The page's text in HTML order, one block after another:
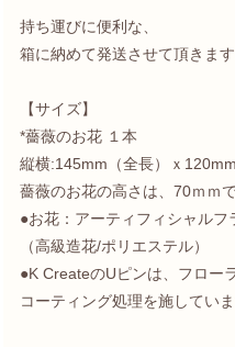
持ち運びに便利な、
箱に納めて発送させて頂きます
【サイズ】
*薔薇のお花 １本
縦横:145mm（全長）ｘ
薔薇のお花の高さは、70ｍｍで
●お花：アーティフィシャルフ
（高級造花/ポリエステル）
●K CreateのUピンは、フロー
コーティング処理を施していま